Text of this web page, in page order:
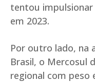
tentou impulsionar
em 2023.
Por outro lado, na
Brasil, o Mercosul
regional com peso